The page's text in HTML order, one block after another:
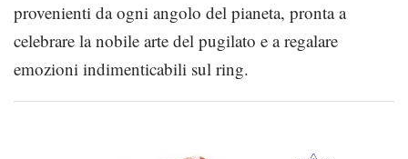
provenienti da ogni angolo del pianeta, pronta a
celebrare la nobile arte del pugilato e a regalare
emozioni indimenticabili sul ring.